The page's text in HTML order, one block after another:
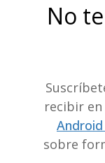
No
recibir
Android
sobre